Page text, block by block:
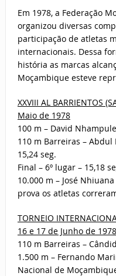
Em 1978, a Federação
organizou diversas
participação de atletas
internacionais. Dessa
história as marcas
Moçambique esteve
XXVIII AL BARRIENTOS
Maio de 1978
100 m – David
110 m Barreiras – Abdul
15,24 seg.
Final – 6º lugar – 15,18
10.000 m – José
prova os atletas
TORNEIO
16 e 17 de Junho de 1978
110 m Barreiras –
1.500 m – Fernando
Nacional de